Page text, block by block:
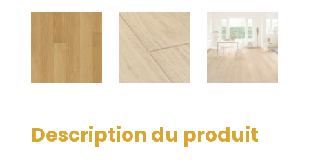
Description du produit